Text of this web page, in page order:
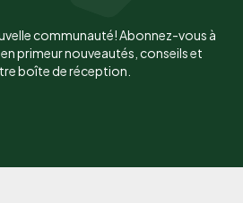
communauté! Abonnez-vous à
primeur nouveautés, conseils et
boîte de réception.